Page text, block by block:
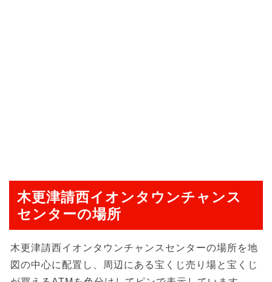
木更津請西イオンタウンチャンス
センターの場所
木更津請西イオンタウンチャンスセンターの場所を地
図の中心に配置し、周辺にある宝くじ売り場と宝くじ